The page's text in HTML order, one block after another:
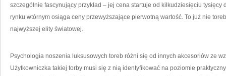
szczególnie fascynujący przykład – jej cena startuje od kilkudziesięciu
rynku wtórnym osiąga ceny przewyższające pierwotną wartość. To już nie
najwyższej elity światowej.
Psychologia noszenia luksusowych toreb różni się od innych akcesoriów ze
Użytkowniczka takiej torby musi się z nią identyfikować na poziomie